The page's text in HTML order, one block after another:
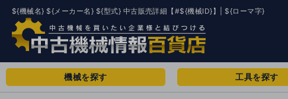
${機械名} ${メーカー名} ${型式} 中古販売詳細【#${機械ID}】| ${ローマ字}
機械を探す 工具を探す